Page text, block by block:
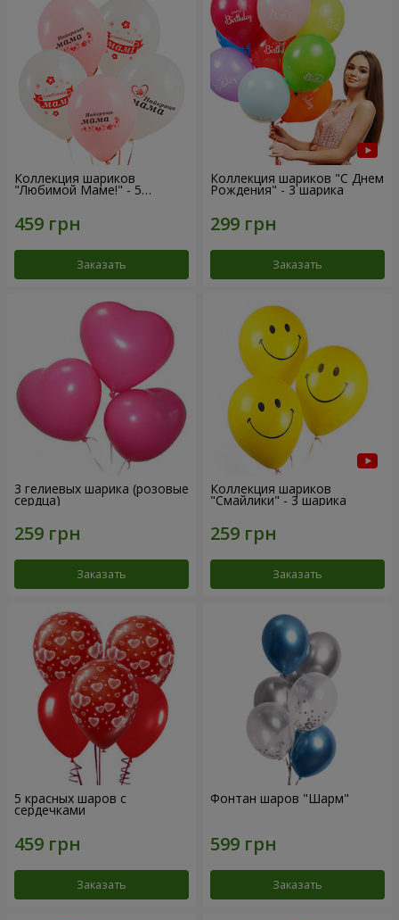
Коллекция шариков
"Любимой Маме!" - 5
Заказать
Коллекция шариков "С Днем
Рождения" - 3 шарика
Заказать
3 гелиевых шарика (розовые
сердца)
Заказать
Коллекция шариков
"Смайлики" - 3 шарика
Заказать
5 красных шаров с
сердечками
Заказать
Фонтан шаров "Шарм"
Заказать